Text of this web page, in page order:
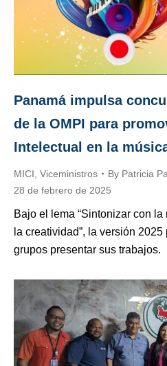
Panamá impulsa
de la OMPI para
Intelectual en la
MICI, Viceministros By Patricia
28 de febrero de 2025
Bajo el lema “Sintonizar con
la creatividad”, la versión
grupos presentar sus trabajos.